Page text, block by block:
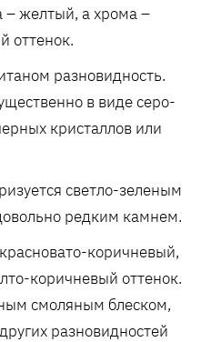
– желтый, а хрома –
оттенок.
разновидность.
в виде серо-
кристаллов или
светло-зеленым
редким камнем.
коричневый,
коричневый оттенок.
смоляным блеском,
разновидностей